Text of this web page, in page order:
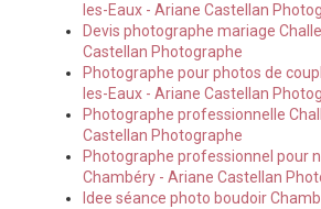
les-Eaux - Ariane Castellan
Devis photographe mariage
Castellan Photographe
Photographe pour photos de
les-Eaux - Ariane Castellan
Photographe professionnelle
Castellan Photographe
Photographe professionnel pour
Chambéry - Ariane Castellan
Idee séance photo boudoir